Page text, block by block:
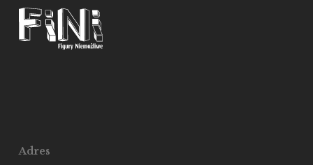
Adres